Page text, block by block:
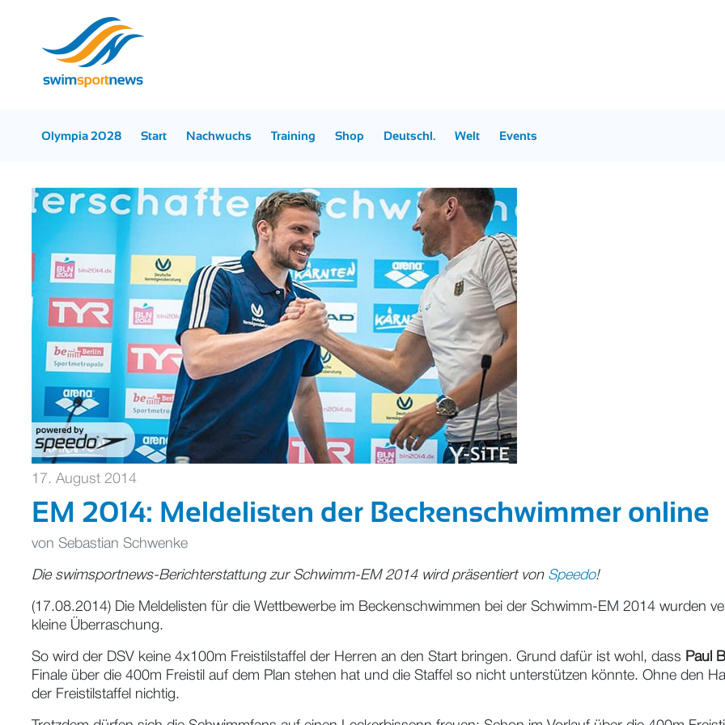
Olympia 2028 Start Nachwuchs Training Shop Deutschl. Welt Events
17. August 2014
EM 2014: Meldelisten der Beckenschwimmer online
von Sebastian Schwenke
Die swimsportnews-Berichterstattung zur Schwimm-EM 2014 wird präsentiert von Speedo!
(17.08.2014) Die Meldelisten für die Wettbewerbe im Beckenschwimmen bei der Schwimm-EM 2014 wurden
kleine Überraschung.
So wird der DSV keine 4x100m Freistilstaffel der Herren an den Start bringen. Grund dafür ist wohl, dass Paul
Finale über die 400m Freistil auf dem Plan stehen hat und die Staffel so nicht unterstützen könnte. Ohne den
der Freistilstaffel nichtig.